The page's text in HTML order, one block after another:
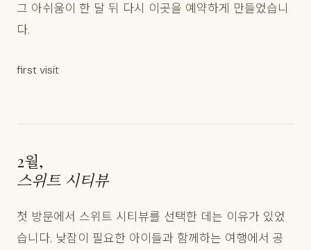
그 아쉬움이 한 달 뒤 다시 이곳을 예약하게 만들었습니
다.
first visit
2월,
스위트 시티뷰
첫 방문에서 스위트 시티뷰를 선택한 데는 이유가 있었
습니다. 낮잠이 필요한 아이들과 함께하는 여행에서 공